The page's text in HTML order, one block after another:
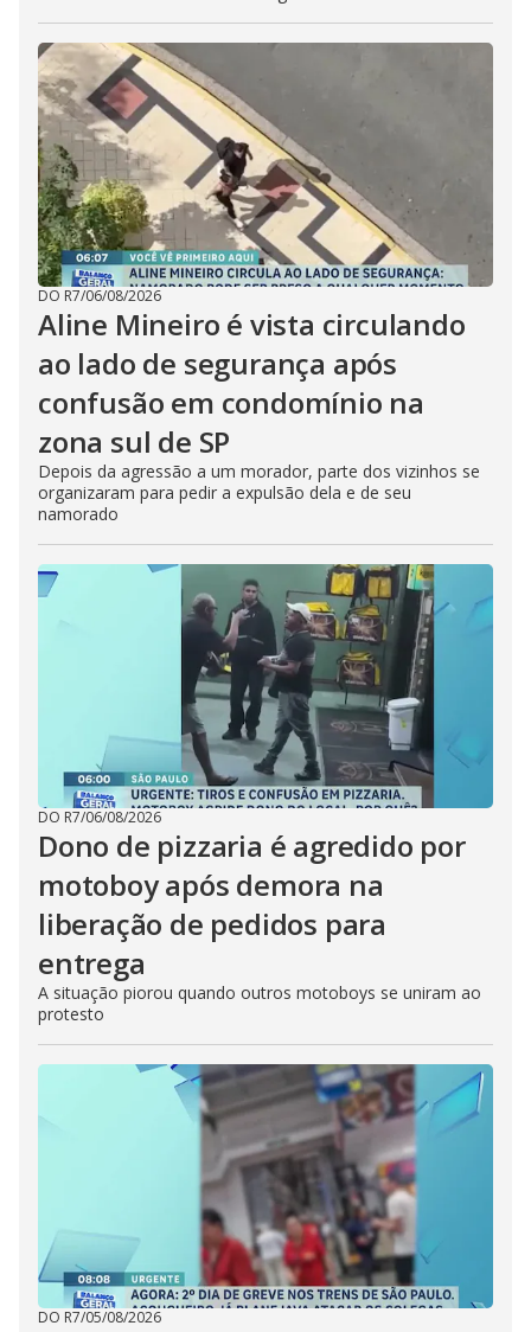
DO R7/06/08/2026
Aline Mineiro é vista circulando
ao lado de segurança após
confusão em condomínio na
zona sul de SP
Depois da agressão a um morador, parte dos vizinhos se
organizaram para pedir a expulsão dela e de seu
namorado
DO R7/06/08/2026
Dono de pizzaria é agredido por
motoboy após demora na
liberação de pedidos para
entrega
A situação piorou quando outros motoboys se uniram ao
protesto
DO R7/05/08/2026